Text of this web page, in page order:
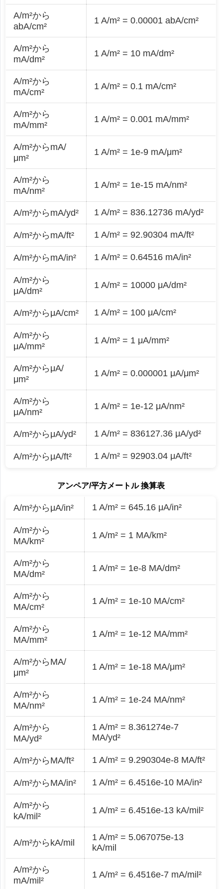
A/m²から
abA/cm²
1 A/m² = 0.00001 abA/cm²
A/m²から
mA/dm²
1 A/m² = 10 mA/dm²
A/m²から
mA/cm²
1 A/m² = 0.1 mA/cm²
A/m²から
mA/mm²
1 A/m² = 0.001 mA/mm²
A/m²からmA/
μm²
1 A/m² = 1e-9 mA/μm²
A/m²から
mA/nm²
1 A/m² = 1e-15 mA/nm²
A/m²からmA/yd² 1 A/m² = 836.12736 mA/yd²
A/m²からmA/ft² 1 A/m² = 92.90304 mA/ft²
A/m²からmA/in² 1 A/m² = 0.64516 mA/in²
A/m²から
μA/dm²
1 A/m² = 10000 μA/dm²
A/m²からμA/cm² 1 A/m² = 100 μA/cm²
A/m²から
μA/mm²
1 A/m² = 1 μA/mm²
A/m²からμA/
μm²
1 A/m² = 0.000001 μA/μm²
A/m²から
μA/nm²
1 A/m² = 1e-12 μA/nm²
A/m²からμA/yd² 1 A/m² = 836127.36 μA/yd²
A/m²からμA/ft² 1 A/m² = 92903.04 μA/ft²
アンペア/平方メートル 換算表
A/m²からμA/in² 1 A/m² = 645.16 μA/in²
A/m²から
MA/km²
1 A/m² = 1 MA/km²
A/m²から
MA/dm²
1 A/m² = 1e-8 MA/dm²
A/m²から
MA/cm²
1 A/m² = 1e-10 MA/cm²
A/m²から
MA/mm²
1 A/m² = 1e-12 MA/mm²
A/m²からMA/
μm²
1 A/m² = 1e-18 MA/μm²
A/m²から
MA/nm²
1 A/m² = 1e-24 MA/nm²
A/m²から
MA/yd²
1 A/m² = 8.361274e-7
MA/yd²
A/m²からMA/ft² 1 A/m² = 9.290304e-8 MA/ft²
A/m²からMA/in² 1 A/m² = 6.4516e-10 MA/in²
A/m²から
kA/mil²
1 A/m² = 6.4516e-13 kA/mil²
A/m²からkA/mil
1 A/m² = 5.067075e-13
kA/mil
A/m²から
mA/mil²
1 A/m² = 6.4516e-7 mA/mil²